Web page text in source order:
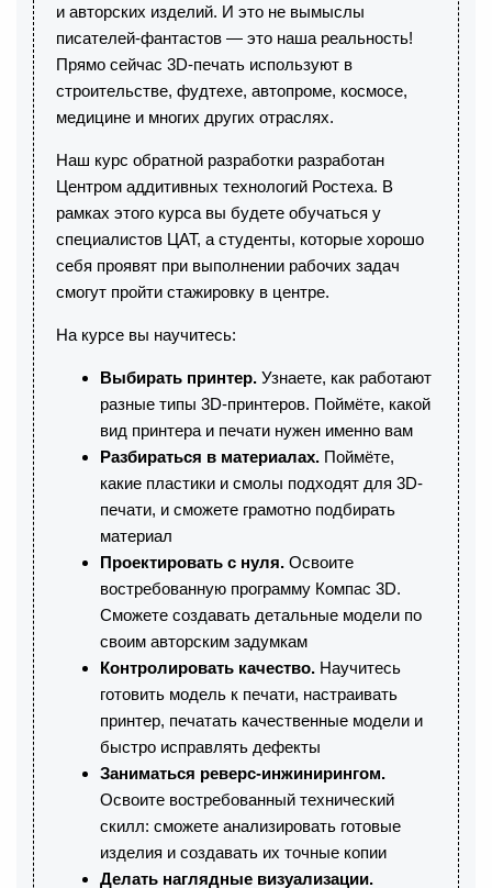
и авторских изделий. И это не вымыслы
писателей-фантастов — это наша реальность!
Прямо сейчас 3D-печать используют в
строительстве, фудтехе, автопроме, космосе,
медицине и многих других отраслях.
Наш курс обратной разработки разработан
Центром аддитивных технологий Ростеха. В
рамках этого курса вы будете обучаться у
специалистов ЦАТ, а студенты, которые хорошо
себя проявят при выполнении рабочих задач
смогут пройти стажировку в центре.
На курсе вы научитесь:
Выбирать принтер. Узнаете, как работают
разные типы 3D-принтеров. Поймёте, какой
вид принтера и печати нужен именно вам
Разбираться в материалах. Поймёте,
какие пластики и смолы подходят для 3D-
печати, и сможете грамотно подбирать
материал
Проектировать с нуля. Освоите
востребованную программу Компас 3D.
Сможете создавать детальные модели по
своим авторским задумкам
Контролировать качество. Научитесь
готовить модель к печати, настраивать
принтер, печатать качественные модели и
быстро исправлять дефекты
Заниматься реверс-инжинирингом.
Освоите востребованный технический
скилл: сможете анализировать готовые
изделия и создавать их точные копии
Делать наглядные визуализации.